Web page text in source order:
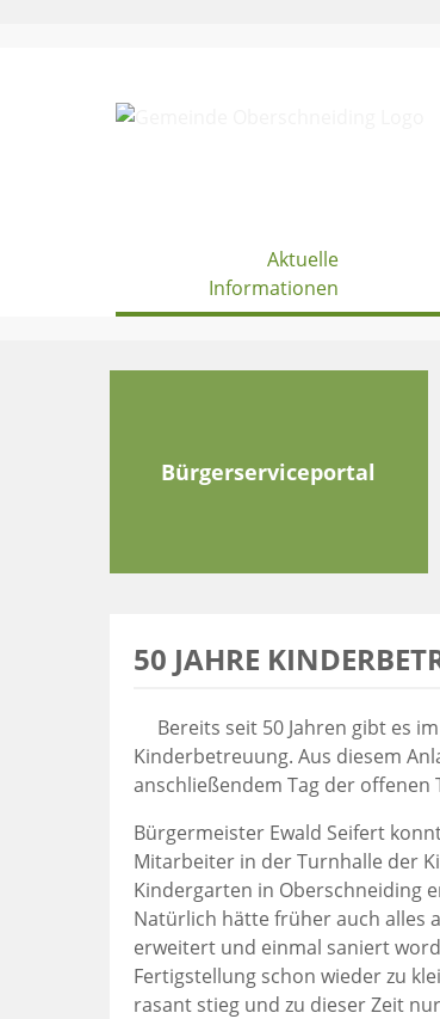
Aktuelle
Informationen
Bürgerserviceportal
50 JAHRE
Bereits seit 50 Jahren gibt es
Kinderbetreuung. Aus diesem
anschließendem Tag der
Bürgermeister Ewald Seifert
Mitarbeiter in der Turnhalle der
Kindergarten in Oberschneiding
Natürlich hätte früher auch alles
erweitert und einmal saniert
Fertigstellung schon wieder zu
rasant stieg und zu dieser Zeit